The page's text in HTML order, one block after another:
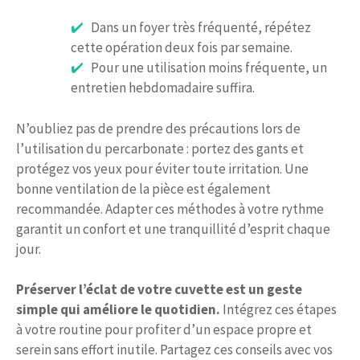
Dans un foyer très fréquenté, répétez
cette opération deux fois par semaine.
Pour une utilisation moins fréquente, un
entretien hebdomadaire suffira.
N’oubliez pas de prendre des précautions lors de
l’utilisation du percarbonate : portez des gants et
protégez vos yeux pour éviter toute irritation. Une
bonne ventilation de la pièce est également
recommandée. Adapter ces méthodes à votre rythme
garantit un confort et une tranquillité d’esprit chaque
jour.
Préserver l’éclat de votre cuvette est un geste
simple qui améliore le quotidien. Intégrez ces étapes
à votre routine pour profiter d’un espace propre et
serein sans effort inutile. Partagez ces conseils avec vos